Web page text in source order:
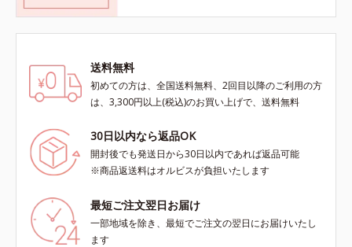
送料無料
初めての方は、全国送料無料、2回目以降のご利用の方
は、3,300円以上(税込)のお買い上げで、送料無料
30日以内なら返品OK
開封後でも発送日から30日以内であれば返品可能
※商品返送料はオルビスが負担いたします
最短ご注文翌日お届け
一部地域を除き、最短でご注文の翌日にお届けいたし
ます